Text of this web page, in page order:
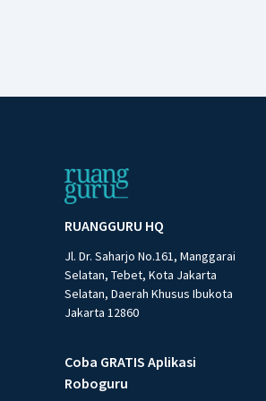
RUANGGURU HQ
Jl. Dr. Saharjo No.161, Manggarai
Selatan, Tebet, Kota Jakarta
Selatan, Daerah Khusus Ibukota
Jakarta 12860
Coba GRATIS Aplikasi
Roboguru